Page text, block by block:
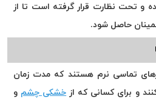
و تحت نظارت قرار گرفته است تا از
حاصل شود.
تماسی نرم هستند که مدت زمان
و برای کسانی که ازخشکی چشم و